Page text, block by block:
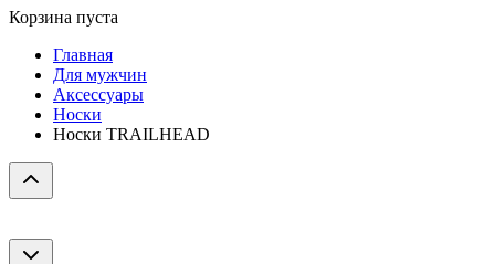
Корзина пуста
Главная
Для мужчин
Аксессуары
Носки
Носки TRAILHEAD